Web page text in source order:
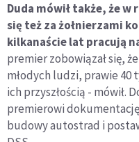
Duda mówił także, że
się też za żołnierzami
kilkanaście lat pracują
premier zobowiązał się,
młodych ludzi, prawie 40
ich przyszłością - mówił.
premierowi
budowy autostrad i